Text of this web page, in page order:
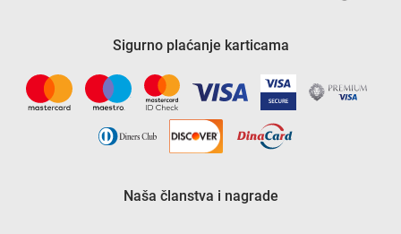
Sigurno plaćanje karticama
Naša članstva i nagrade